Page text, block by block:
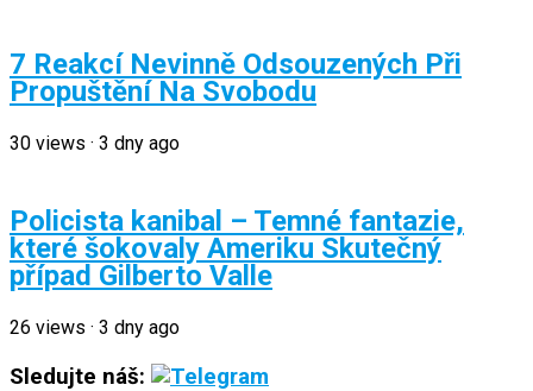
7 Reakcí Nevinně Odsouzených Při
Propuštění Na Svobodu
30 views · 3 dny ago
Policista kanibal – Temné fantazie,
které šokovaly Ameriku Skutečný
případ Gilberto Valle
26 views · 3 dny ago
Sledujte náš: